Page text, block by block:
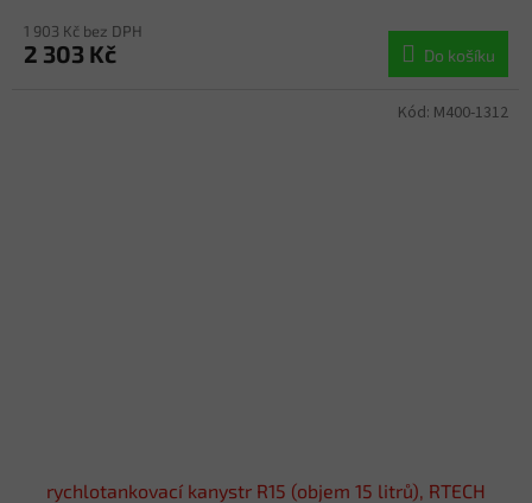
1 903 Kč bez DPH
2 303 Kč Do košíku
rychlotankovací kanystr R15 (objem 15 litrů), RTECH
Kód: M400-1312